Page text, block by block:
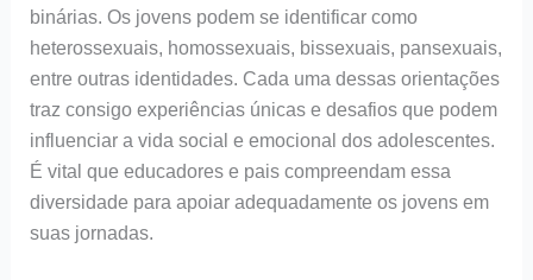
binárias. Os jovens podem se identificar como
heterossexuais, homossexuais, bissexuais, pansexuais,
entre outras identidades. Cada uma dessas orientações
traz consigo experiências únicas e desafios que podem
influenciar a vida social e emocional dos adolescentes.
É vital que educadores e pais compreendam essa
diversidade para apoiar adequadamente os jovens em
suas jornadas.